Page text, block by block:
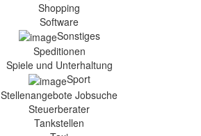
Shopping
Software
Sonstiges
Speditionen
Spiele und Unterhaltung
Sport
Stellenangebote Jobsuche
Steuerberater
Tankstellen